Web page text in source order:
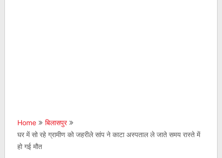
Home
बिलासपुर
घर में सो रहे ग्रामीण को जहरीले सांप ने काटा अस्पताल ले जाते समय रास्ते में
हो गई मौत